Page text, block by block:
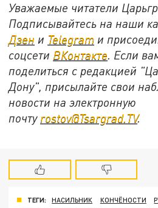
Уважаемые читатели
Подписывайтесь на наши
Дзен и Telegram и
соцсети ВКонтакте. Если
поделиться с редакцией
Дону", присылайте свои
новости на электронную
почту rostov@Tsargrad.ТV.
ТЕГИ: НАСИЛЬНИК КОНЧЁНОСТИ